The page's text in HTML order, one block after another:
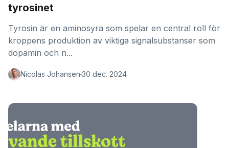
tyrosinet
Tyrosin är en aminosyra som spelar en central roll för
kroppens produktion av viktiga signalsubstanser som
dopamin och n...
Nicolas Johansen 30 dec. 2024